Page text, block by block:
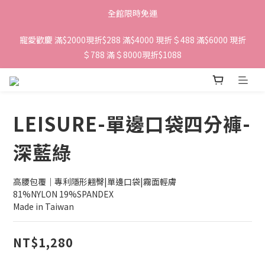
全館限時免運
寵愛歡慶 滿$2000現折$288 滿$4000 現折＄488 滿$6000 現折
＄788 滿＄8000現折$1088
LEISURE-單邊口袋四分褲-
深藍綠
高腰包覆｜專利隱形翹臀|單邊口袋|霧面輕膚
81%NYLON 19%SPANDEX
Made in Taiwan
NT$1,280